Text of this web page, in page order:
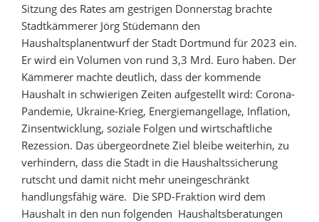
Sitzung des Rates am gestrigen Donnerstag brachte
Stadtkämmerer Jörg Stüdemann den
Haushaltsplanentwurf der Stadt Dortmund für 2023 ein.
Er wird ein Volumen von rund 3,3 Mrd. Euro haben. Der
Kämmerer machte deutlich, dass der kommende
Haushalt in schwierigen Zeiten aufgestellt wird: Corona-
Pandemie, Ukraine-Krieg, Energiemangellage, Inflation,
Zinsentwicklung, soziale Folgen und wirtschaftliche
Rezession. Das übergeordnete Ziel bleibe weiterhin, zu
verhindern, dass die Stadt in die Haushaltssicherung
rutscht und damit nicht mehr uneingeschränkt
handlungsfähig wäre. Die SPD-Fraktion wird dem
Haushalt in den nun folgenden Haushaltsberatungen